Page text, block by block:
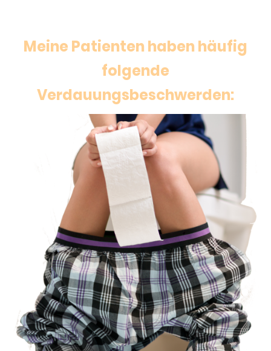
Meine Patienten haben häufig
folgende
Verdauungsbeschwerden: